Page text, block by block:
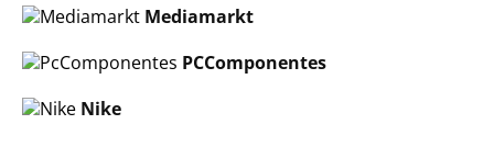
Mediamarkt
PCComponentes
Nike